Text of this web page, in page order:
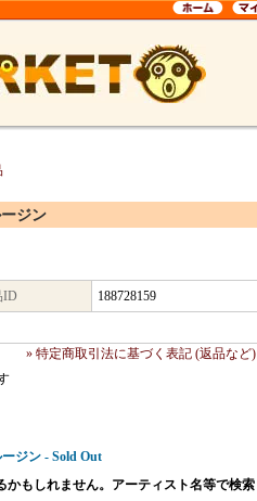
ジン
ID 188728159
» 特定商取引法に基づく表記 (返品など)
ジン - Sold Out
もしれません。アーティスト名等で検索